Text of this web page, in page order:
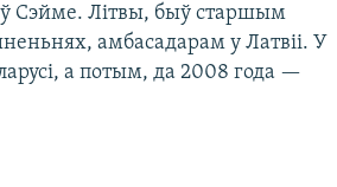
Сэйме. Літвы, быў старшым
амбасадарам у Латвіі. У
а потым, да 2008 года —